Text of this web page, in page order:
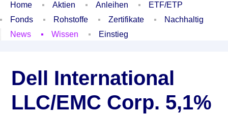
Home Aktien Anleihen
ETF/ETP
Fonds
Rohstoffe Zertifikate
Nachhaltig
News
Wissen Einstieg
Dell International
LLC/EMC Corp. 5,1%